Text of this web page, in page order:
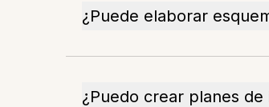
¿Puede elaborar
¿Puedo crear planes